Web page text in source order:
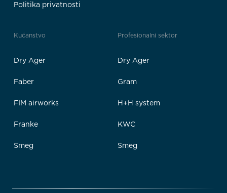
Politika privatnosti
Kućanstvo
Dry Ager
Faber
FIM airworks
Franke
Smeg
Profesionalni sektor
Dry Ager
Gram
H+H system
KWC
Smeg